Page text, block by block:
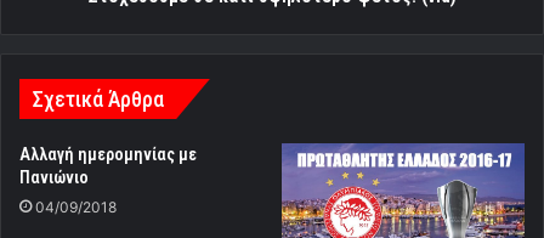
Σχετικά Άρθρα
Αλλαγή ημερομηνίας με
Πανιώνιο
04/09/2018